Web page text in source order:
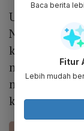
Undang-
Negara
kekayaannya
menjabat.
melaporkan
kekayaannya
Baca berita
Fitur
Lebih mudah